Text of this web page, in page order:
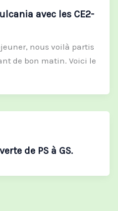
avec les CE2-
nous voilà partis
de bon matin. Voici le
de PS à GS.